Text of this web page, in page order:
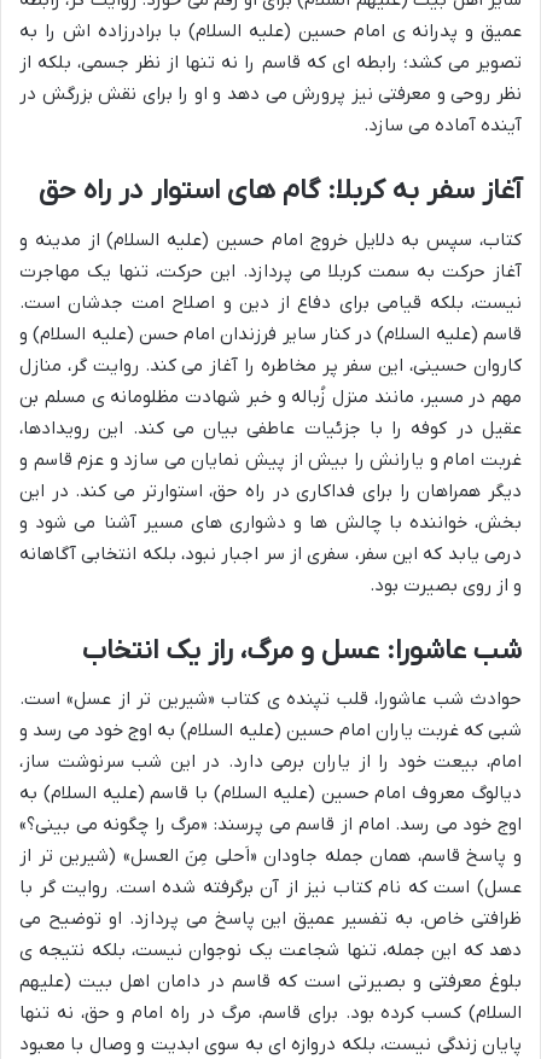
عمیق و پدرانه ی امام حسین (علیه السلام) با برادرزاده اش را به
تصویر می کشد؛ رابطه ای که قاسم را نه تنها از نظر جسمی، بلکه از
نظر روحی و معرفتی نیز پرورش می دهد و او را برای نقش بزرگش در
آینده آماده می سازد.
آغاز سفر به کربلا: گام های استوار در راه حق
کتاب، سپس به دلایل خروج امام حسین (علیه السلام) از مدینه و
آغاز حرکت به سمت کربلا می پردازد. این حرکت، تنها یک مهاجرت
نیست، بلکه قیامی برای دفاع از دین و اصلاح امت جدشان است.
قاسم (علیه السلام) در کنار سایر فرزندان امام حسن (علیه السلام) و
کاروان حسینی، این سفر پر مخاطره را آغاز می کند. روایت گر، منازل
مهم در مسیر، مانند منزل زُباله و خبر شهادت مظلومانه ی مسلم بن
عقیل در کوفه را با جزئیات عاطفی بیان می کند. این رویدادها،
غربت امام و یارانش را بیش از پیش نمایان می سازد و عزم قاسم و
دیگر همراهان را برای فداکاری در راه حق، استوارتر می کند. در این
بخش، خواننده با چالش ها و دشواری های مسیر آشنا می شود و
درمی یابد که این سفر، سفری از سر اجبار نبود، بلکه انتخابی آگاهانه
و از روی بصیرت بود.
شب عاشورا: عسل و مرگ، راز یک انتخاب
حوادث شب عاشورا، قلب تپنده ی کتاب «شیرین تر از عسل» است.
شبی که غربت یاران امام حسین (علیه السلام) به اوج خود می رسد و
امام، بیعت خود را از یاران برمی دارد. در این شب سرنوشت ساز،
دیالوگ معروف امام حسین (علیه السلام) با قاسم (علیه السلام) به
اوج خود می رسد. امام از قاسم می پرسند: «مرگ را چگونه می بینی؟»
و پاسخ قاسم، همان جمله جاودان «اَحلی مِنَ العسل» (شیرین تر از
عسل) است که نام کتاب نیز از آن برگرفته شده است. روایت گر با
ظرافتی خاص، به تفسیر عمیق این پاسخ می پردازد. او توضیح می
دهد که این جمله، تنها شجاعت یک نوجوان نیست، بلکه نتیجه ی
بلوغ معرفتی و بصیرتی است که قاسم در دامان اهل بیت (علیهم
السلام) کسب کرده بود. برای قاسم، مرگ در راه امام و حق، نه تنها
پایان زندگی نیست، بلکه دروازه ای به سوی ابدیت و وصال با معبود